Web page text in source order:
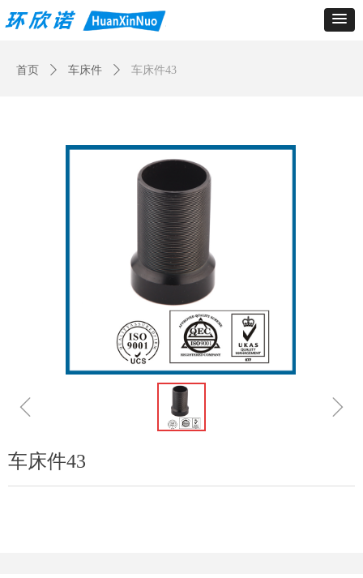
ControlType:productSlideBind Error:未将对象引用设置到对象的实例。
首页 ꄲ 车床件 ꄲ 车床件43
ꁆ ꁇ
车床件43